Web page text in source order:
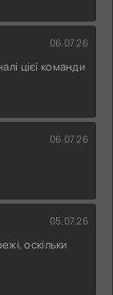
06.07.26
цієї команди
06.07.26
05.07.26
оскільки